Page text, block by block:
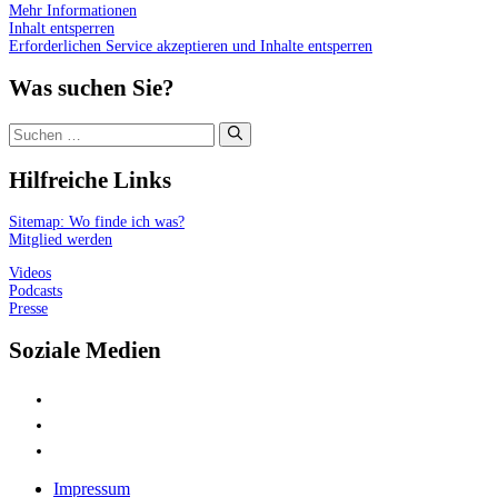
Mehr Informationen
Inhalt entsperren
Erforderlichen Service akzeptieren und Inhalte entsperren
Was suchen Sie?
Suchen
nach:
Hilfreiche Links
Sitemap: Wo finde ich was?
Mitglied werden
Videos
Podcasts
Presse
Soziale Medien
Impressum